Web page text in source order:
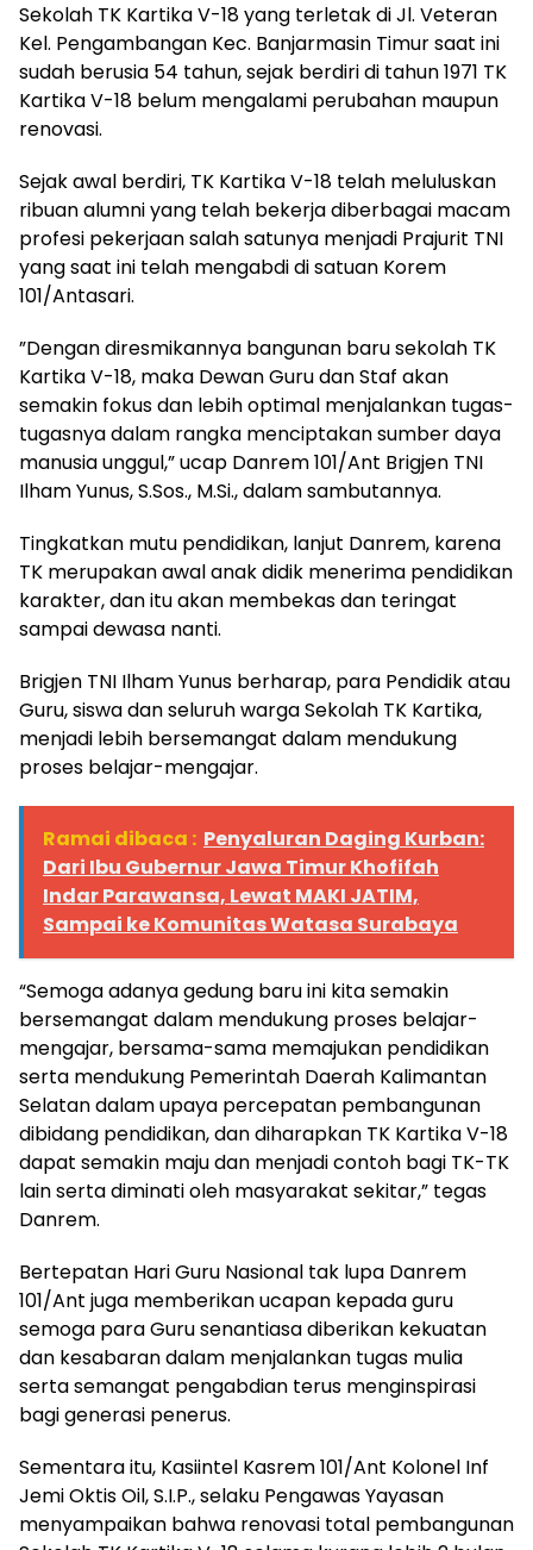
Sekolah TK Kartika V-18 yang terletak di Jl. Veteran
Kel. Pengambangan Kec. Banjarmasin Timur saat ini
sudah berusia 54 tahun, sejak berdiri di tahun 1971 TK
Kartika V-18 belum mengalami perubahan maupun
renovasi.
Sejak awal berdiri, TK Kartika V-18 telah meluluskan
ribuan alumni yang telah bekerja diberbagai macam
profesi pekerjaan salah satunya menjadi Prajurit TNI
yang saat ini telah mengabdi di satuan Korem
101/Antasari.
”Dengan diresmikannya bangunan baru sekolah TK
Kartika V-18, maka Dewan Guru dan Staf akan
semakin fokus dan lebih optimal menjalankan tugas-
tugasnya dalam rangka menciptakan sumber daya
manusia unggul,” ucap Danrem 101/Ant Brigjen TNI
Ilham Yunus, S.Sos., M.Si., dalam sambutannya.
Tingkatkan mutu pendidikan, lanjut Danrem, karena
TK merupakan awal anak didik menerima pendidikan
karakter, dan itu akan membekas dan teringat
sampai dewasa nanti.
Brigjen TNI Ilham Yunus berharap, para Pendidik atau
Guru, siswa dan seluruh warga Sekolah TK Kartika,
menjadi lebih bersemangat dalam mendukung
proses belajar-mengajar.
Ramai dibaca : Penyaluran Daging Kurban:
Dari Ibu Gubernur Jawa Timur Khofifah
Indar Parawansa, Lewat MAKI JATIM,
Sampai ke Komunitas Watasa Surabaya
“Semoga adanya gedung baru ini kita semakin
bersemangat dalam mendukung proses belajar-
mengajar, bersama-sama memajukan pendidikan
serta mendukung Pemerintah Daerah Kalimantan
Selatan dalam upaya percepatan pembangunan
dibidang pendidikan, dan diharapkan TK Kartika V-18
dapat semakin maju dan menjadi contoh bagi TK-TK
lain serta diminati oleh masyarakat sekitar,” tegas
Danrem.
Bertepatan Hari Guru Nasional tak lupa Danrem
101/Ant juga memberikan ucapan kepada guru
semoga para Guru senantiasa diberikan kekuatan
dan kesabaran dalam menjalankan tugas mulia
serta semangat pengabdian terus menginspirasi
bagi generasi penerus.
Sementara itu, Kasiintel Kasrem 101/Ant Kolonel Inf
Jemi Oktis Oil, S.I.P., selaku Pengawas Yayasan
menyampaikan bahwa renovasi total pembangunan